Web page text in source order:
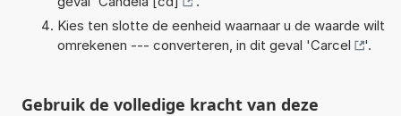
Kies ten slotte de eenheid waarnaar u de waarde wilt
omrekenen --- converteren, in dit geval 'Carcel '.
Gebruik de volledige kracht van deze